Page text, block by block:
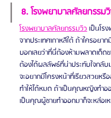
8. โรงพยาบาลศัลยกรรม
โรงพยาบาลศัลยกรรมวิวเป็นโร
จากประเทศเกาหลีใต้ ถ้าใครอยา
บอกเลยว่าที่นี่ต้องห้ามพลาดเด็ด
ต้องได้ผลลัพธ์ที่น่าประทับใจกลับ
จะอยากมีโครงหน้าที่เรียวสวยหรื
ทำให้ได้หมด ถ้าเป็นคุณหญิงทำอ
เป็นคุณผู้ชายทำออกมาก็จะหล่อเ